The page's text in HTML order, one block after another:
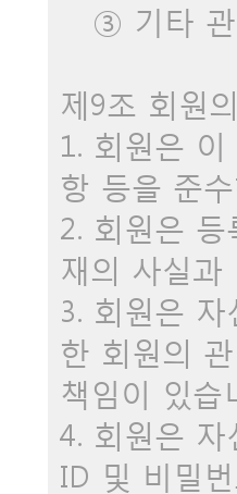
③ 기타 관
제9조 회원
1. 회원은
항 등을 준
2. 회원은
재의 사실과
3. 회원은
한 회원의
책임이 있습
4. 회원은
ID 및 비밀